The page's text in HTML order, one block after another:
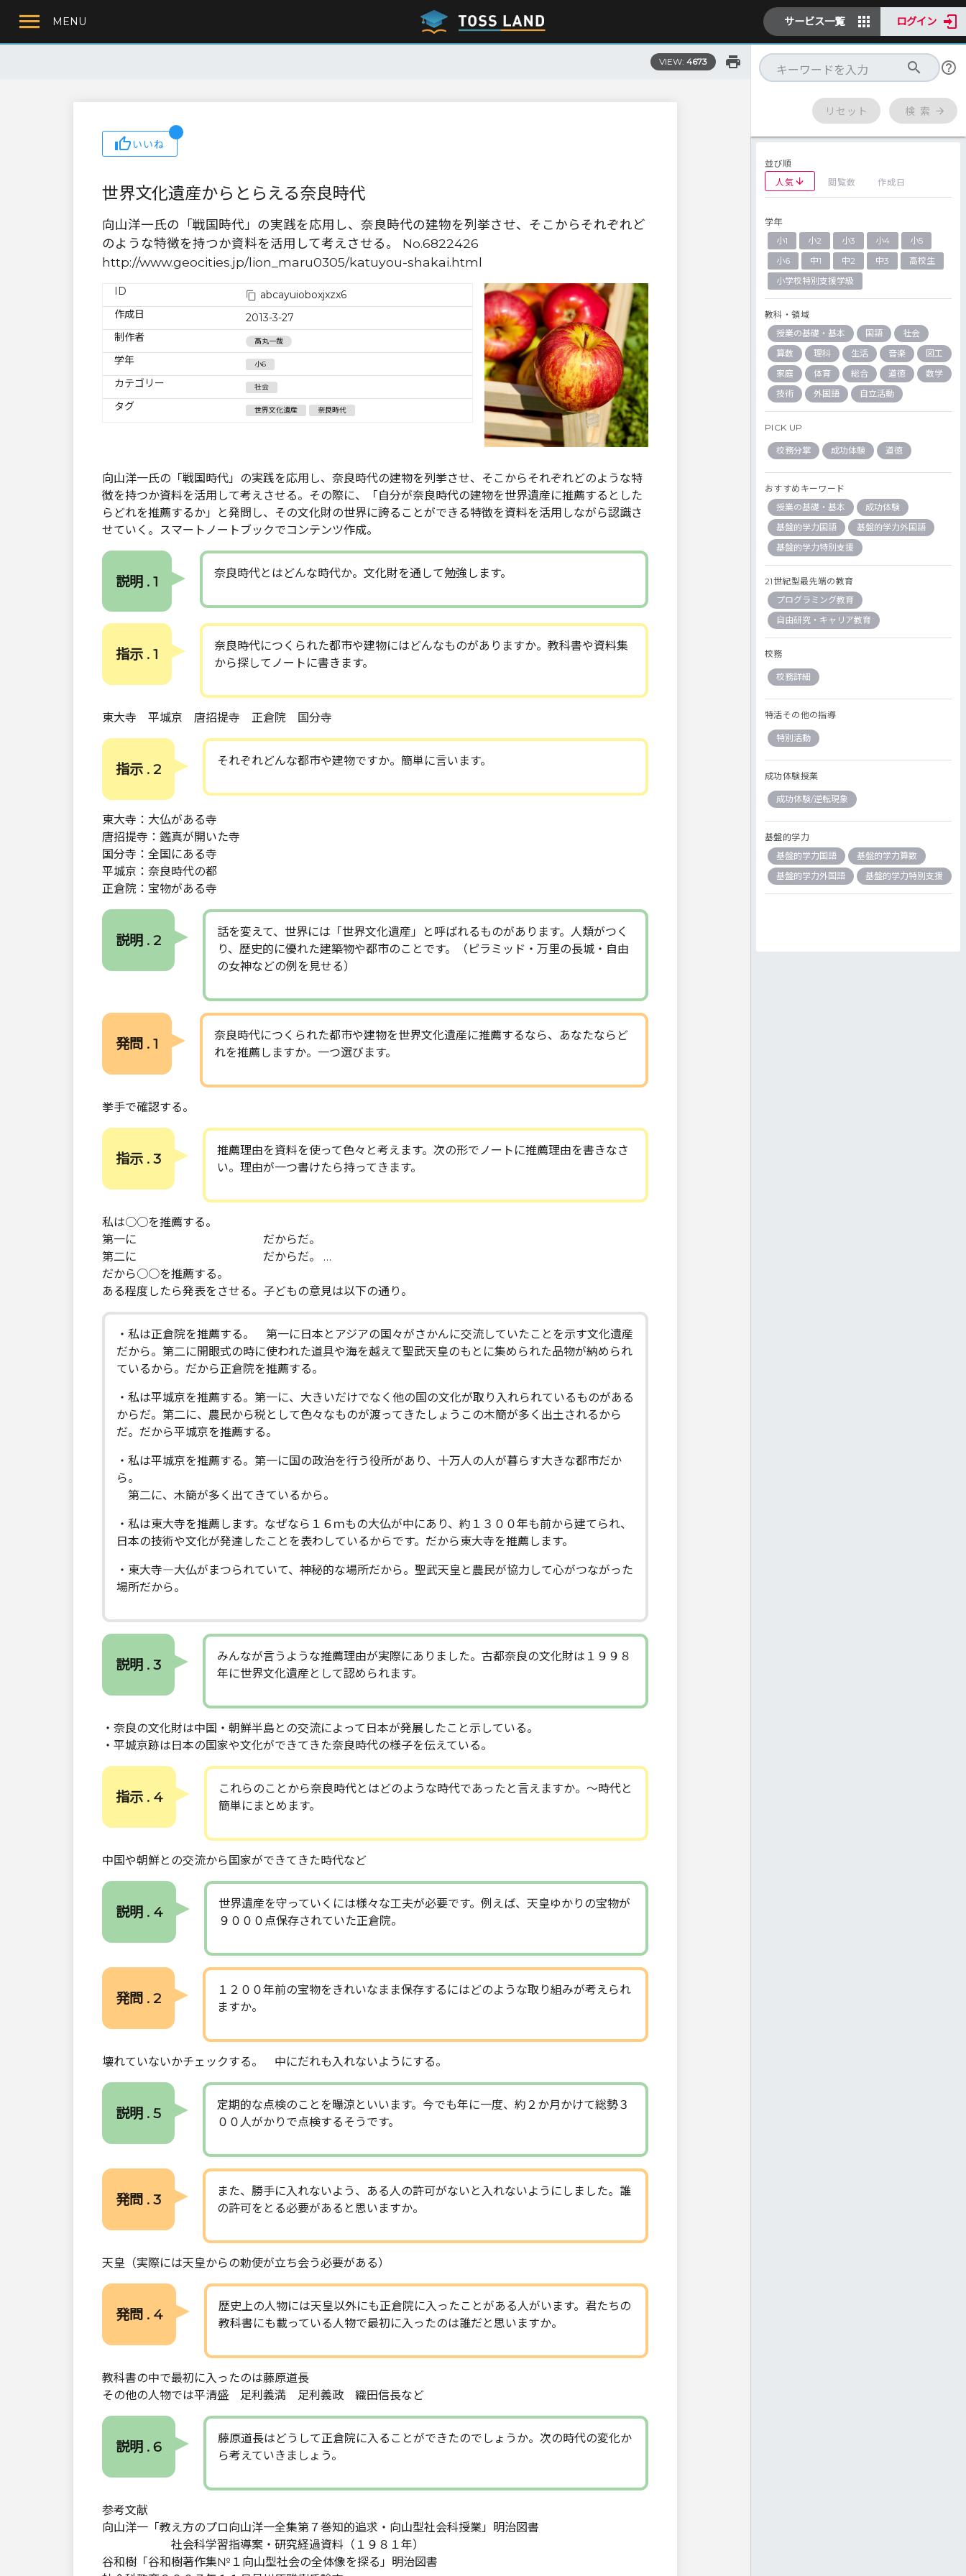
MENU サービス一覧 ログイン
VIEW: 4673
いいね
世界文化遺産からとらえる奈良時代
向山洋一氏の「戦国時代」の実践を応用し、奈良時代の建物を列挙させ、そこからそれぞれど
のような特徴を持つか資料を活用して考えさせる。 No.6822426
http://www.geocities.jp/lion_maru0305/katuyou-shakai.html
ID
abcayuioboxjxzx6
作成日
2013-3-27
制作者
髙丸一哉
学年 小6
カテゴリー 社会
タグ 世界文化遺産 奈良時代
向山洋一氏の「戦国時代」の実践を応用し、奈良時代の建物を列挙させ、そこからそれぞれどのような特
徴を持つか資料を活用して考えさせる。その際に、「自分が奈良時代の建物を世界遺産に推薦するとした
らどれを推薦するか」と発問し、その文化財の世界に誇ることができる特徴を資料を活用しながら認識さ
せていく。スマートノートブックでコンテンツ作成。
説明 . 1 奈良時代とはどんな時代か。文化財を通して勉強します。
指示 . 1
奈良時代につくられた都市や建物にはどんなものがありますか。教科書や資料集
から探してノートに書きます。
東大寺 平城京 唐招提寺 正倉院 国分寺
指示 . 2 それぞれどんな都市や建物ですか。簡単に言います。
東大寺：大仏がある寺
唐招提寺：鑑真が開いた寺
国分寺：全国にある寺
平城京：奈良時代の都
正倉院：宝物がある寺
説明 . 2
話を変えて、世界には「世界文化遺産」と呼ばれるものがあります。人類がつく
り、歴史的に優れた建築物や都市のことです。（ピラミッド・万里の長城・自由
の女神などの例を見せる）
発問 . 1
奈良時代につくられた都市や建物を世界文化遺産に推薦するなら、あなたならど
れを推薦しますか。一つ選びます。
挙手で確認する。
指示 . 3
推薦理由を資料を使って色々と考えます。次の形でノートに推薦理由を書きなさ
い。理由が一つ書けたら持ってきます。
私は○○を推薦する。
第一に だからだ。
第二に だからだ。 …
だから○○を推薦する。
ある程度したら発表をさせる。子どもの意見は以下の通り。
・私は正倉院を推薦する。 第一に日本とアジアの国々がさかんに交流していたことを示す文化遺産
だから。第二に開眼式の時に使われた道具や海を越えて聖武天皇のもとに集められた品物が納められ
ているから。だから正倉院を推薦する。
・私は平城京を推薦する。第一に、大きいだけでなく他の国の文化が取り入れられているものがある
からだ。第二に、農民から税として色々なものが渡ってきたしょうこの木簡が多く出土されるから
だ。だから平城京を推薦する。
・私は平城京を推薦する。第一に国の政治を行う役所があり、十万人の人が暮らす大きな都市だか
ら。
第二に、木簡が多く出てきているから。
・私は東大寺を推薦します。なぜなら１６ｍもの大仏が中にあり、約１３００年も前から建てられ、
日本の技術や文化が発達したことを表わしているからです。だから東大寺を推薦します。
・東大寺―大仏がまつられていて、神秘的な場所だから。聖武天皇と農民が協力して心がつながった
場所だから。
説明 . 3
みんなが言うような推薦理由が実際にありました。古都奈良の文化財は１９９８
年に世界文化遺産として認められます。
・奈良の文化財は中国・朝鮮半島との交流によって日本が発展したこと示している。
・平城京跡は日本の国家や文化ができてきた奈良時代の様子を伝えている。
指示 . 4
これらのことから奈良時代とはどのような時代であったと言えますか。～時代と
簡単にまとめます。
中国や朝鮮との交流から国家ができてきた時代など
説明 . 4
世界遺産を守っていくには様々な工夫が必要です。例えば、天皇ゆかりの宝物が
９０００点保存されていた正倉院。
発問 . 2
１２００年前の宝物をきれいなまま保存するにはどのような取り組みが考えられ
ますか。
壊れていないかチェックする。 中にだれも入れないようにする。
説明 . 5
定期的な点検のことを曝涼といいます。今でも年に一度、約２か月かけて総勢３
００人がかりで点検するそうです。
発問 . 3
また、勝手に入れないよう、ある人の許可がないと入れないようにしました。誰
の許可をとる必要があると思いますか。
天皇（実際には天皇からの勅使が立ち会う必要がある）
発問 . 4
歴史上の人物には天皇以外にも正倉院に入ったことがある人がいます。君たちの
教科書にも載っている人物で最初に入ったのは誰だと思いますか。
教科書の中で最初に入ったのは藤原道長
その他の人物では平清盛 足利義満 足利義政 織田信長など
説明 . 6
藤原道長はどうして正倉院に入ることができたのでしょうか。次の時代の変化か
ら考えていきましょう。
参考文献
向山洋一「教え方のプロ向山洋一全集第７巻知的追求・向山型社会科授業」明治図書
社会科学習指導案・研究経過資料（１９８１年）
谷和樹「谷和樹著作集№１向山型社会の全体像を探る」明治図書
リセット 検 索
並び順
人気
閲覧数 作成日
学年
小1
小2 小3 小4
小5
小6
中1 中2 中3
高校生
小学校特別支援学級
教科・領域
授業の基礎・基本
国語
社会
算数
理科 生活 音楽
図工
家庭
体育 総合 道徳
数学
技術
外国語 自立活動
PICK UP
校務分掌 成功体験 道徳
おすすめキーワード
授業の基礎・基本
成功体験
基盤的学力国語
基盤的学力外国語
基盤的学力特別支援
21世紀型最先端の教育
プログラミング教育
自由研究・キャリア教育
校務
校務詳細
特活その他の指導
特別活動
成功体験授業
成功体験/逆転現象
基盤的学力
基盤的学力国語
基盤的学力算数
基盤的学力外国語
基盤的学力特別支援